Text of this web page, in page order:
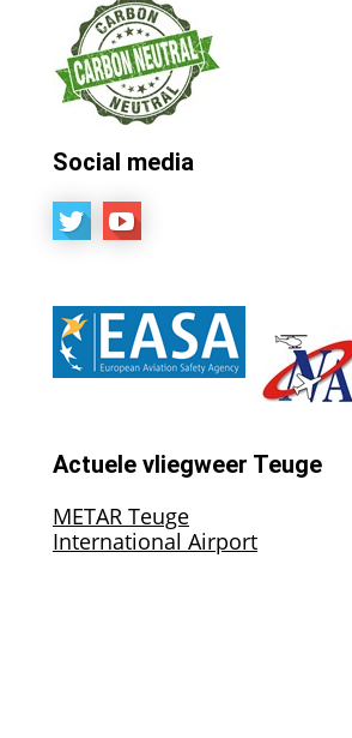
Social media
Actuele vliegweer Teuge
METAR Teuge
International Airport